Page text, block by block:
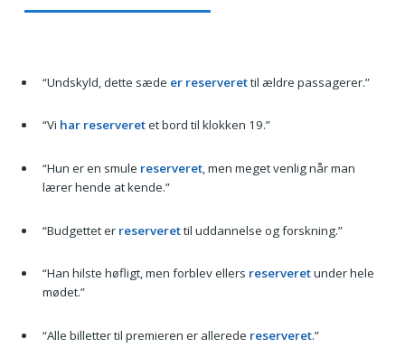
“Undskyld, dette sæde er reserverettil ældre passagerer.”
“Vi har reserveretet bord til klokken 19.”
“Hun er en smule reserveret, men meget venlig når man
lærer hende at kende.”
“Budgettet er reserverettil uddannelse og forskning.”
“Han hilste høfligt, men forblev ellers reserveretunder hele
mødet.”
“Alle billetter til premieren er allerede reserveret.”